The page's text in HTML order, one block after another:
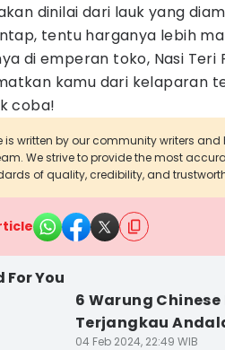
dinilai dari lauk yang
tentu harganya lebih
di emperan toko, Nasi Teri
kamu dari kelaparan
coba!
is written by our community writers
We strive to provide the most
of quality, credibility, and
You
6 Warung
Terjangkau
04 Feb 2024, 22:49 WIB